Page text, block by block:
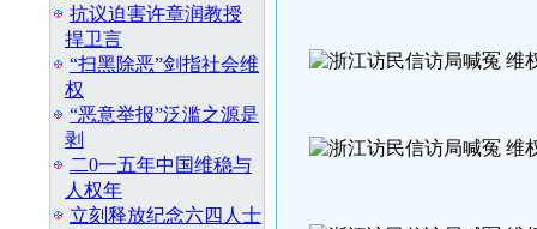
抗议迫害许章润教授
捍卫言
“扫黑除恶”剑指社会维
权
“恶意举报”泛滥之源是
剥
二0一五年中国维稳与
人权年
立刻释放纪念六四人士